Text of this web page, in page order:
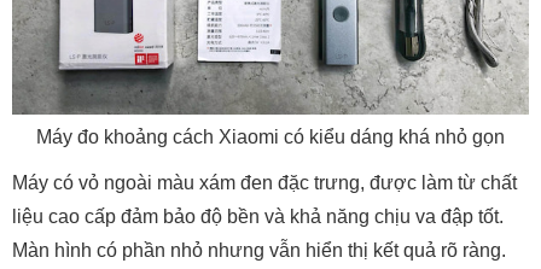
Máy đo khoảng cách Xiaomi có kiểu dáng khá nhỏ gọn
Máy có vỏ ngoài màu xám đen đặc trưng, được làm từ chất
liệu cao cấp đảm bảo độ bền và khả năng chịu va đập tốt.
Màn hình có phần nhỏ nhưng vẫn hiển thị kết quả rõ ràng.